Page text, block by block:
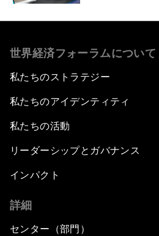
世界経済フォーラムについて
私たちのストラテジー
私たちのアイデンティティ
私たちの活動
リーダーシップとガバナンス
インパクト
詳細
センター（部門）